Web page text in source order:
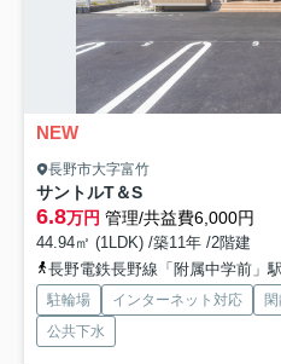
NEW
長野市大字富竹
サントルT＆S
6.8万円 管理/共益費6,000円
44.94㎡ (1LDK) /築11年 /2階建
長野電鉄長野線「附属中学前」
駐輪場 インターネット対応
公共下水